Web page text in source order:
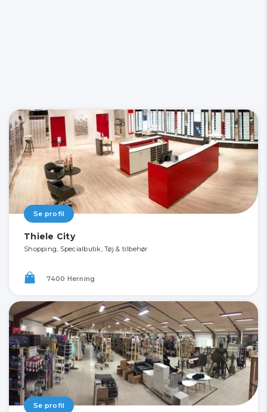
Se profil
Thiele City
Shopping, Specialbutik, Tøj & tilbehør
7400 Herning
Se profil